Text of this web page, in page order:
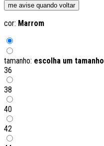
me avise quando voltar
cor: Marrom
tamanho: escolha um tamanho
36
38
40
42